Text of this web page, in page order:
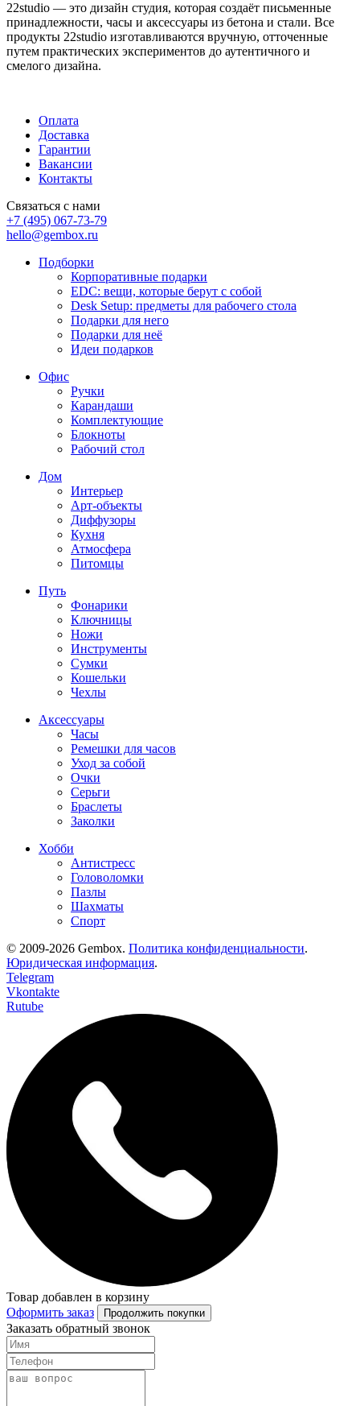
22studio — это дизайн студия, которая создаёт письменные
принадлежности, часы и аксессуары из бетона и стали. Все
продукты 22studio изготавливаются вручную, отточенные
путем практических экспериментов до аутентичного и
смелого дизайна.
Оплата
Доставка
Гарантии
Вакансии
Контакты
Связаться с нами
+7 (495) 067-73-79
hello@gembox.ru
Подборки
Корпоративные подарки
EDC: вещи, которые берут с собой
Desk Setup: предметы для рабочего стола
Подарки для него
Подарки для неё
Идеи подарков
Офис
Ручки
Карандаши
Комплектующие
Блокноты
Рабочий стол
Дом
Интерьер
Арт-объекты
Диффузоры
Кухня
Атмосфера
Питомцы
Путь
Фонарики
Ключницы
Ножи
Инструменты
Сумки
Кошельки
Чехлы
Аксессуары
Часы
Ремешки для часов
Уход за собой
Очки
Серьги
Браслеты
Заколки
Хобби
Антистресс
Головоломки
Пазлы
Шахматы
Спорт
© 2009-2026 Gembox. Политика конфиденциальности.
Юридическая информация.
Telegram
Vkontakte
Rutube
Товар добавлен в корзину
Оформить заказ
Продолжить покупки
Заказать обратный звонок